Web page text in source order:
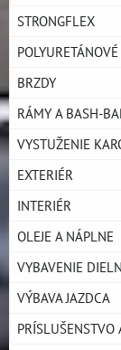
STRONGFLEX
BRZDY
RÁMY A BASH-
VYSTUŽENIE
EXTERIÉR
INTERIÉR
OLEJE A NÁPLNE
VYBAVENIE
VÝBAVA JAZDCA
PRÍSLUŠENSTVO